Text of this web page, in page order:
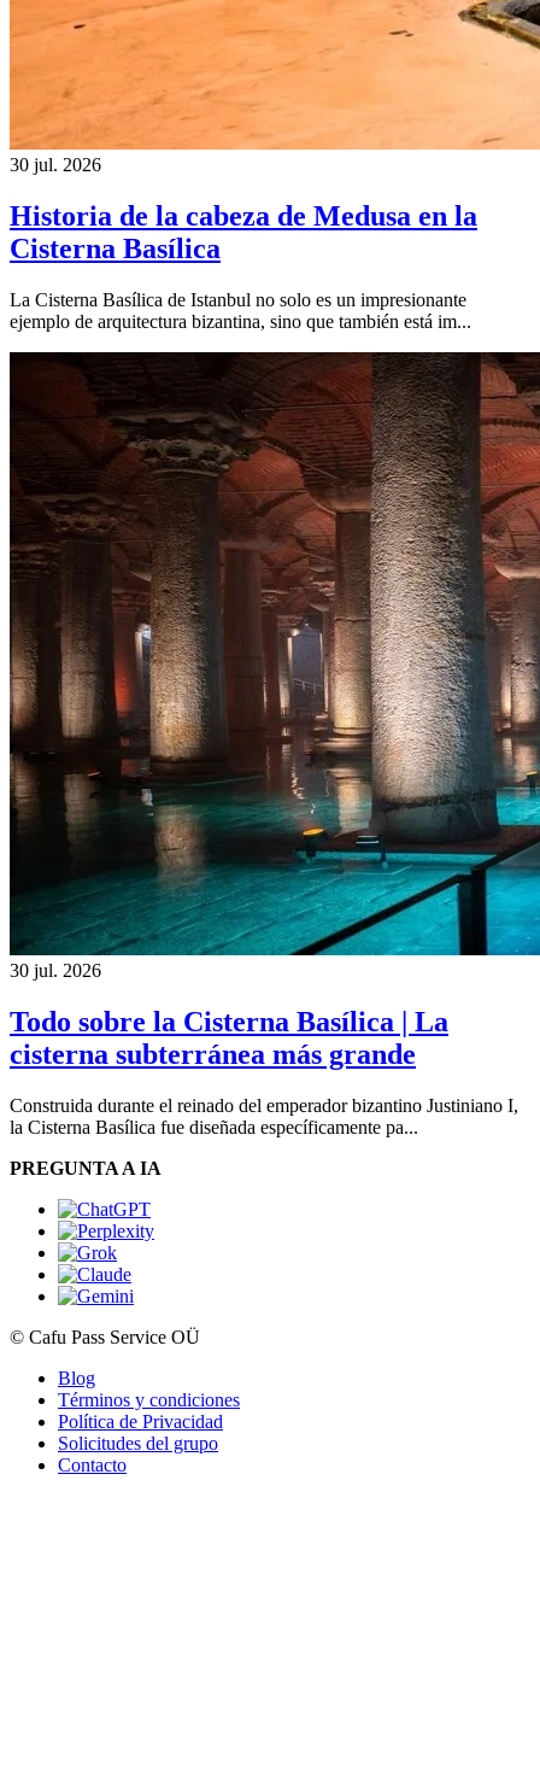
30 jul. 2026
Historia de la cabeza de Medusa en la
Cisterna Basílica
La Cisterna Basílica de Istanbul no solo es un impresionante
ejemplo de arquitectura bizantina, sino que también está im...
30 jul. 2026
Todo sobre la Cisterna Basílica | La
cisterna subterránea más grande
Construida durante el reinado del emperador bizantino Justiniano I,
la Cisterna Basílica fue diseñada específicamente pa...
PREGUNTA A IA
© Cafu Pass Service OÜ
Blog
Términos y condiciones
Política de Privacidad
Solicitudes del grupo
Contacto